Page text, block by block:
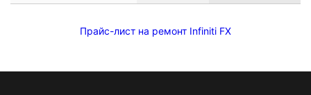
Прайс-лист на ремонт Infiniti FX